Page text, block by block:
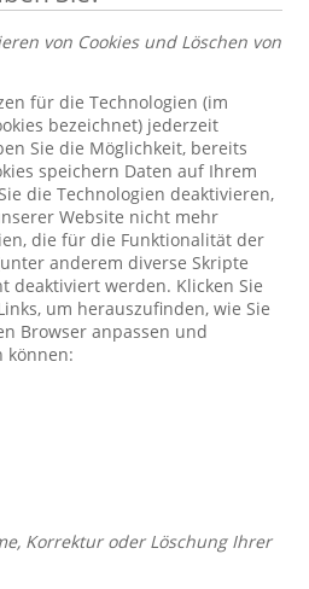
von Cookies und Löschen von
für die Technologien (im
bezeichnet) jederzeit
Sie die Möglichkeit, bereits
speichern Daten auf Ihrem
die Technologien deaktivieren,
Website nicht mehr
die für die Funktionalität der
anderem diverse Skripte
deaktiviert werden. Klicken Sie
um herauszufinden, wie Sie
Browser anpassen und
können:
Korrektur oder Löschung Ihrer